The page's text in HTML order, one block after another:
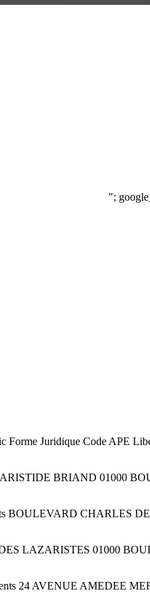
";
Forme Juridique Code APE
ARISTIDE BRIAND 01000
BOULEVARD CHARLES
LAZARISTES 01000
24 AVENUE AMEDEE